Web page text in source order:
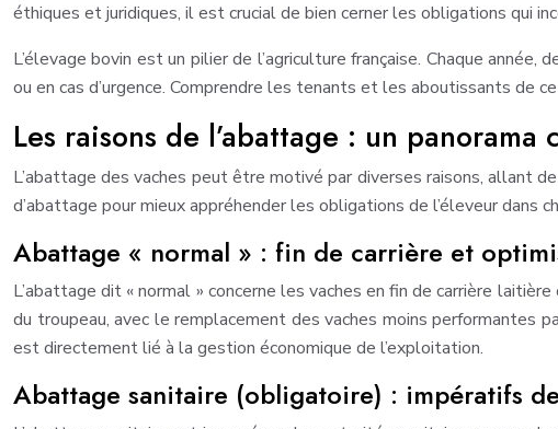
éthiques et juridiques, il est crucial de bien cerner les obligations qui
L’élevage bovin est un pilier de l’agriculture française. Chaque
ou en cas d’urgence. Comprendre les tenants et les aboutissants de
Les raisons de l’abattage : un panorama
L’abattage des vaches peut être motivé par diverses raisons, allant
d’abattage pour mieux appréhender les obligations de l’éleveur dans
Abattage « normal » : fin de carrière et
L’abattage dit « normal » concerne les vaches en fin de carrière
du troupeau, avec le remplacement des vaches moins
est directement lié à la gestion économique de l’exploitation.
Abattage sanitaire (obligatoire) : impératifs